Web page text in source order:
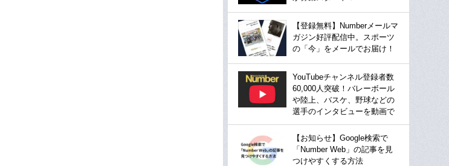
【登録無料】Numberメールマ
ガジン好評配信中。スポーツ
の「今」をメールでお届け！
YouTubeチャンネル登録者数
60,000人突破！バレーボール
や陸上、バスケ、野球などの
選手のインタビューを動画で
【お知らせ】Google検索で
「Number Web」の記事を見
つけやすくする方法